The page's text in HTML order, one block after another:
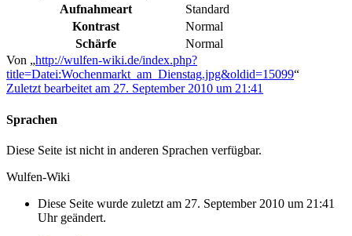
Aufnahmeart
Standard
Kontrast
Normal
Schärfe
Normal
Von „http://wulfen-wiki.de/index.php?
title=Datei:Wochenmarkt_am_Dienstag.jpg&oldid=15099“
Zuletzt bearbeitet am 27. September 2010 um 21:41
Sprachen
Diese Seite ist nicht in anderen Sprachen verfügbar.
Wulfen-Wiki
Diese Seite wurde zuletzt am 27. September 2010 um 21:41
Uhr geändert.